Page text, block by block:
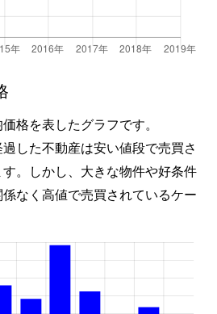
格を表したグラフです。
した不動産は安い値段で売買さ
。しかし、大きな物件や好条件
なく高値で売買されているケー